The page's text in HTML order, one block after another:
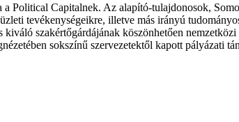
Political Capitalnek. Az alapító-tulajdonosok,
tevékenységeikre, illetve más irányú
szakértőgárdájának köszönhetően
sokszínű szervezetektől kapott pályázati